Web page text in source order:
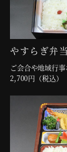
やすらぎ弁当
ご会合や地域行
2,700円（税込）